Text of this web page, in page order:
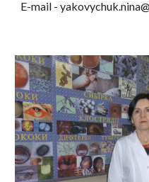
E-mail -